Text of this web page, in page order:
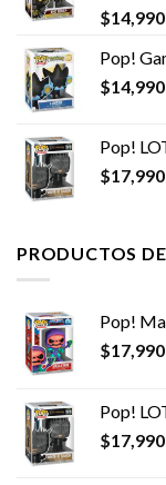
$14,990
Pop!
$14,990
Pop!
$17,990
PRODUCTOS
Pop!
$17,990
Pop!
$17,990